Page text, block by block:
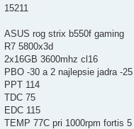
15211
ASUS rog strix b550f gaming
R7 5800x3d
2x16GB 3600mhz cl16
PBO -30 a 2 najlepsie jadra -25
PPT 114
TDC 75
EDC 115
TEMP 77C pri 1000rpm fortis 5